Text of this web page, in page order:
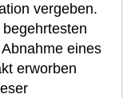
vergeben.
eines
erworben